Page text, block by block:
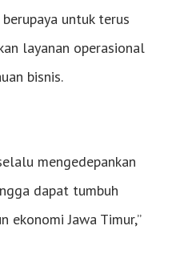
berupaya untuk terus
layanan operasional
bisnis.
mengedepankan
dapat tumbuh
ekonomi Jawa Timur,”